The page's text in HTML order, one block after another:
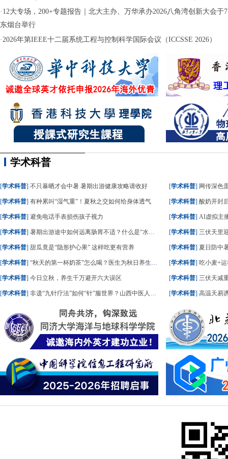
· 12大专场，200+专题报告｜北大主办、万华承办2026八角湾创新大会于
东烟台举行
·2026年第IEEE十二届系统工程与控制科学国际会议（ICCSSE 2026）
学术科普
[学术科普] 不只暴晒才会中暑 暑期出游健康攻略请收好
[学术科普] 有种累叫“湿气重”！夏秋之交如何给身体透气
[学术科普] 避免电话手表损伤孩子视力
[学术科普] 暑期出游途中如何远离肠胃不适？什么是“水土不服”？一文了解
[学术科普] 甜瓜竟是“隐形护心果” 这样吃更有营养
[学术科普] “秋天的第一杯奶茶”怎么喝？医生为秋日养生饮食划重点
[学术科普] 今日立秋，养生千万避开六大误区
[学术科普] 非遗“九针疗法”如何“针”服世界？山西中医人这样答
[学术科普] 网传深色蛋
[学术科普] 酸奶开封
[学术科普] AI虚拟主播
[学术科普] 三伏天里
[学术科普] 夏日防中
[学术科普] 吃小麦+
[学术科普] 三伏天减重
[学术科普] 高温天易